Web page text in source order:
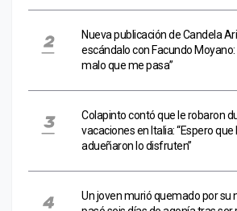
Nueva publicación de Candela
escándalo con Facundo
malo que me pasa”
Colapinto contó que le robaron
vacaciones en Italia: “Espero que
adueñaron lo disfruten”
Un joven murió quemado por su